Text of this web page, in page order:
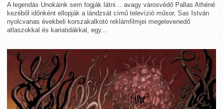
A legendás Unokáink sem fogják látni… avagy városvédő Pallas Athéné
kezéből időnként ellopják a lándzsát című televízió műsor, Sas István
nyolcvanas évekbeli korszakalkotó reklámfilmjei megelevenedő
atlaszokkal és kariatidákkal, egy...